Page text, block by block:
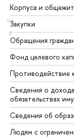
Э
Ю
Я
Корпуса и
Закупки
Обращения
Фонд целевого
Противодействие
Сведения о
обязательствах
Сведения об
Людям с